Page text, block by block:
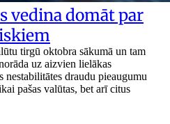
vedina domāt par
tirgū oktobra sākumā un tam
uz aizvien lielākas
nestabilitātes draudu pieaugumu
pašas valūtas, bet arī citus